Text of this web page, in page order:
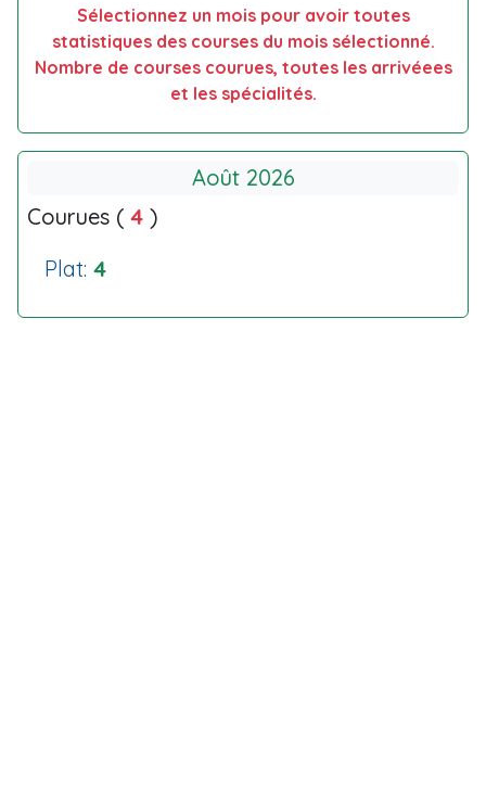
Sélectionnez un mois pour avoir toutes
statistiques des courses du mois sélectionné.
Nombre de courses courues, toutes les arrivéees
et les spécialités.
Août 2026
Courues ( 4 )
Plat: 4